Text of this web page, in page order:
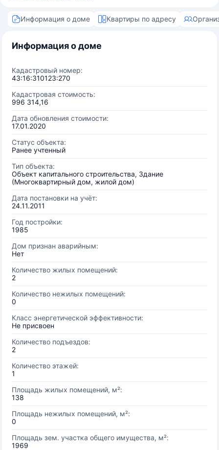
Информация о доме Квартиры по адресу
Информация о доме
Кадастровый номер:
43:16:310123:270
Кадастровая стоимость:
996 314,16
Дата обновления стоимости:
17.01.2020
Статус объекта:
Ранее учтенный
Тип объекта:
Объект капитального строительства, Здание
(Многоквартирный дом, жилой дом)
Дата постановки на учёт:
24.11.2011
Год постройки:
1985
Дом признан аварийным:
Нет
Количество жилых помещений:
2
Количество нежилых помещений:
0
Класс энергетической эффективности:
Не присвоен
Количество подъездов:
2
Количество этажей:
1
Площадь жилых помещений, м²:
138
Площадь нежилых помещений, м²:
0
Площадь зем. участка общего имущества, м²:
1969